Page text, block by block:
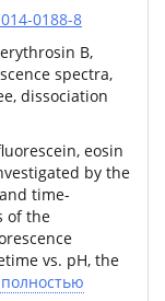
0188-8
B,
spectra,
dissociation
eosin
by the
time-
of the
vs. pH, the